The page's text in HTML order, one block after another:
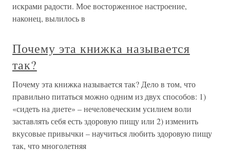
искрами радости. Мое восторженное настроение,
наконец, вылилось в
Почему эта книжка называется
так?
Почему эта книжка называется так? Дело в том, что
правильно питаться можно одним из двух способов: 1)
«сидеть на диете» – нечеловеческим усилием воли
заставлять себя есть здоровую пищу или 2) изменить
вкусовые привычки – научиться любить здоровую пищу
так, что многолетняя